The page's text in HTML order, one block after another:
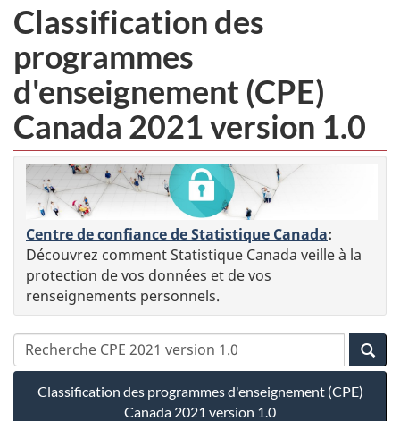
Classification des
programmes
d'enseignement (CPE)
Canada 2021 version 1.0
Centre de confiance de Statistique Canada:
Découvrez comment Statistique Canada veille à la
protection de vos données et de vos
renseignements personnels.
Classification des programmes d'enseignement (CPE)
Canada 2021 version 1.0